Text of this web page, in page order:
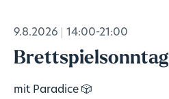
9.8.2026 14:00-21:00
Brettspielsonntag
mit Paradice 🎲